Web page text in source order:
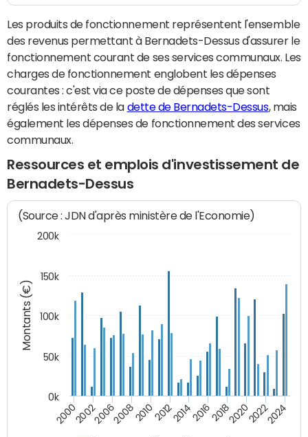
Les produits de fonctionnement représentent l'ensemble
des revenus permettant à Bernadets-Dessus d'assurer le
fonctionnement courant de ses services communaux. Les
charges de fonctionnement englobent les dépenses
courantes : c'est via ce poste de dépenses que sont
réglés les intérêts de la dette de Bernadets-Dessus, mais
également les dépenses de fonctionnement des services
communaux.
Ressources et emplois d'investissement de
Bernadets-Dessus
Montants (€)
(Source : JDN d'après ministère de l'Economie)
200020022006200820102012201420162018202020222024
0k
50k
100k
150k
200k